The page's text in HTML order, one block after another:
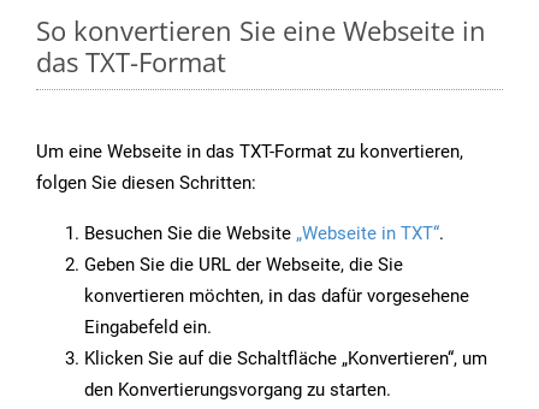
So konvertieren Sie eine Webseite in
das TXT-Format
Um eine Webseite in das TXT-Format zu konvertieren,
folgen Sie diesen Schritten:
Besuchen Sie die Website „Webseite in TXT“.
Geben Sie die URL der Webseite, die Sie
konvertieren möchten, in das dafür vorgesehene
Eingabefeld ein.
Klicken Sie auf die Schaltfläche „Konvertieren“, um
den Konvertierungsvorgang zu starten.